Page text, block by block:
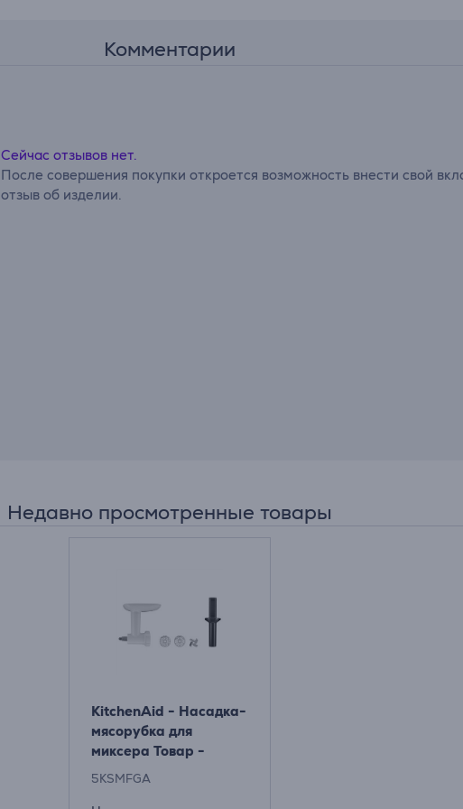
Комментарии
Сейчас отзывов нет.
После совершения покупки откроется возможность внести свой
отзыв об изделии.
Недавно просмотренные товары
KitchenAid - Насадка-
мясорубка для
миксера Товар -
5KSMFGA
5KSMFGA